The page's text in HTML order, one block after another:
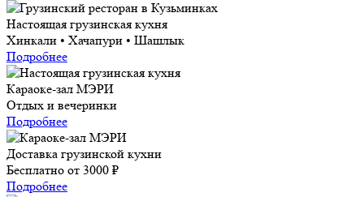
Настоящая грузинская кухня
Хинкали • Хачапури • Шашлык
Подробнее
Караоке-зал МЭРИ
Отдых и вечеринки
Подробнее
Доставка грузинской кухни
Бесплатно от 3000 ₽
Подробнее